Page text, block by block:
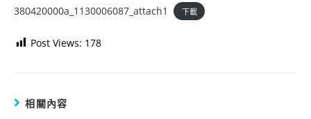
380420000a_1130006087_attach1 下載
Post Views: 178
相關內容